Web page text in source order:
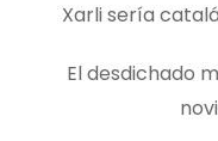
Xarli sería
El desdichado